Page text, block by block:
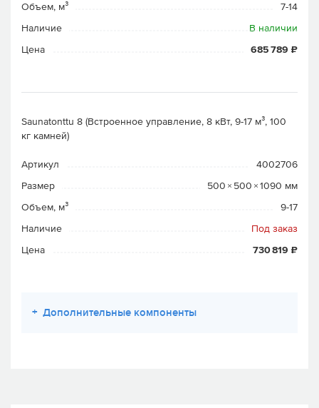
Объем, м³
7-14
Наличие
В наличии
Цена
685 789 ₽
Saunatonttu 8 (Встроенное управление, 8 кВт, 9-17 м³, 100
кг камней)
Артикул
4002706
Размер
500 × 500 × 1090 мм
Объем, м³
9-17
Наличие
Под заказ
Цена
730 819 ₽
+ Дополнительные компоненты